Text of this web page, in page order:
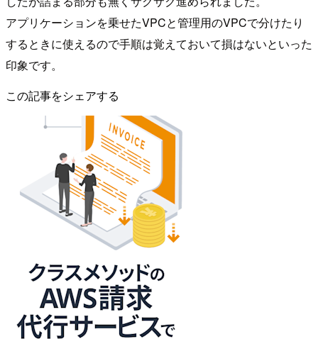
アプリケーションを乗せたVPCと管理用のVPCで分けたり
するときに使えるので手順は覚えておいて損はないといった
印象です。
この記事をシェアする